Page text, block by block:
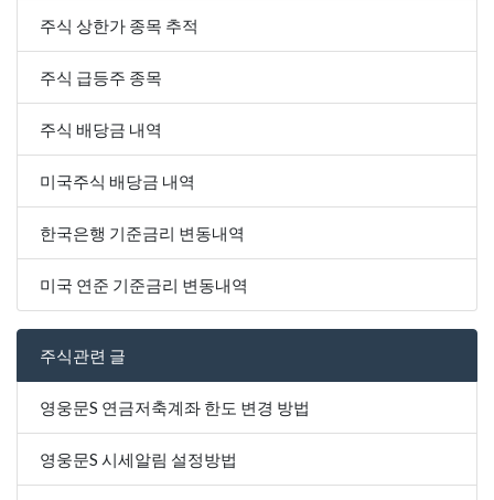
주식 상한가 종목 추적
주식 급등주 종목
주식 배당금 내역
미국주식 배당금 내역
한국은행 기준금리 변동내역
미국 연준 기준금리 변동내역
주식관련 글
영웅문S 연금저축계좌 한도 변경 방법
영웅문S 시세알림 설정방법